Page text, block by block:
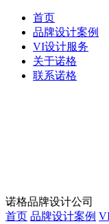
首页
品牌设计案例
VI设计服务
关于诺格
联系诺格
诺格品牌设计公司
首页 品牌设计案例